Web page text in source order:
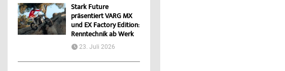
Stark Future
präsentiert VARG MX
und EX Factory Edition:
Renntechnik ab Werk
23. Juli 2026